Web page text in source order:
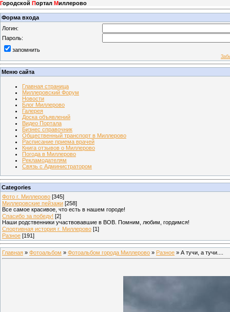
Городской Портал Миллерово
Форма входа
Логин:
Пароль:
запомнить
Меню сайта
Главная страница
Миллеровский Форум
Новости
Блог Миллерово
Галерея
Доска объявлений
Видео Портала
Бизнес справочник
Общественный транспорт в Миллерово
Расписание приема врачей
Книга отзывов о Миллерово
Погода в Миллерово
Рекламодателям
Связь с Администратором
Categories
Фото г. Миллерово [345]
Миллеровские пейзажи [258]
Все самое красивое, что есть в нашем городе!
Спасибо за победу! [2]
Наши родственники участвовавшие в ВОВ. Помним, любим, гордимся!
Спортивная история г. Миллерово [1]
Разное [191]
Главная » Фотоальбом » Фотоальбом города Миллерово » Разное » А тучи, а тучи....